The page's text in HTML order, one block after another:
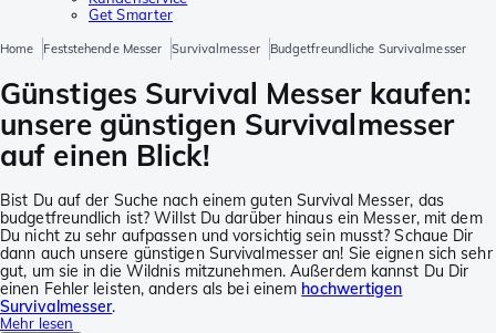
Get Smarter
Home Feststehende Messer Survivalmesser Budgetfreundliche Survivalmesser
Günstiges Survival Messer kaufen:
unsere günstigen Survivalmesser
auf einen Blick!
Bist Du auf der Suche nach einem guten Survival Messer, das
budgetfreundlich ist? Willst Du darüber hinaus ein Messer, mit dem
Du nicht zu sehr aufpassen und vorsichtig sein musst? Schaue Dir
dann auch unsere günstigen Survivalmesser an! Sie eignen sich sehr
gut, um sie in die Wildnis mitzunehmen. Außerdem kannst Du Dir
einen Fehler leisten, anders als bei einem hochwertigen
Survivalmesser.
Mehr lesen